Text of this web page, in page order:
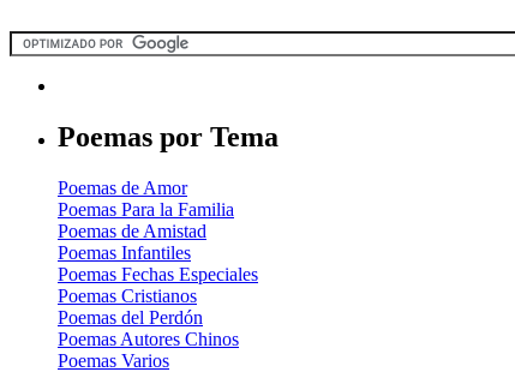
Poemas por Tema
Poemas de Amor
Poemas Para la Familia
Poemas de Amistad
Poemas Infantiles
Poemas Fechas Especiales
Poemas Cristianos
Poemas del Perdón
Poemas Autores Chinos
Poemas Varios